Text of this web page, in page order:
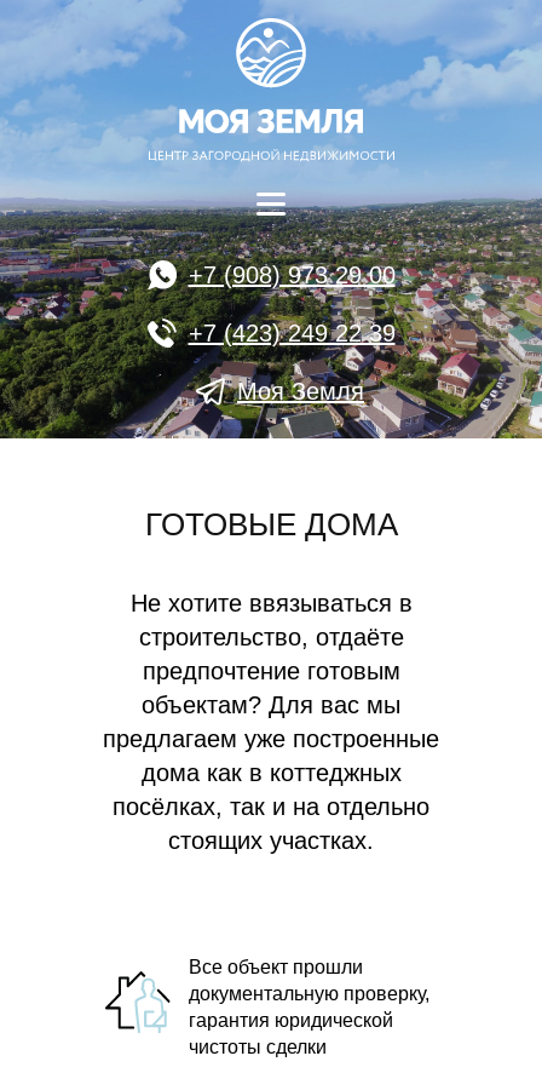
+7 (908) 973 29 00
+7 (423) 249 22 39
Моя Земля
ГОТОВЫЕ ДОМА
Не хотите ввязываться в
строительство, отдаёте
предпочтение готовым
объектам? Для вас мы
предлагаем уже построенные
дома как в коттеджных
посёлках, так и на отдельно
стоящих участках.
Все объект прошли
документальную проверку,
гарантия юридической
чистоты сделки